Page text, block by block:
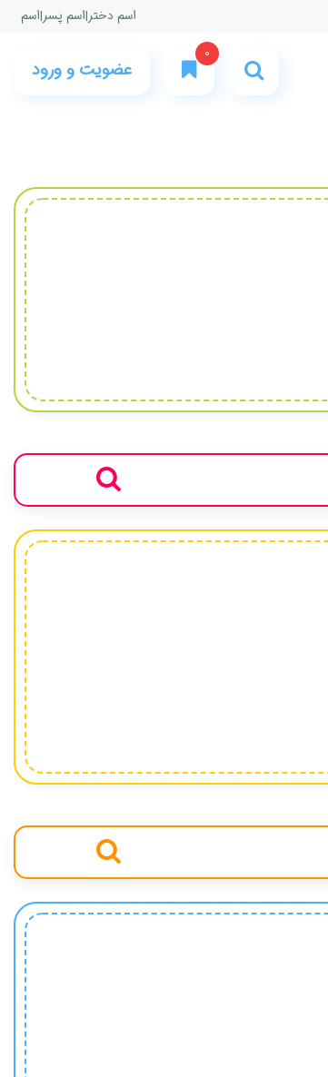
اسم دختر|اسم پسر|اسم
0
عضویت و ورود